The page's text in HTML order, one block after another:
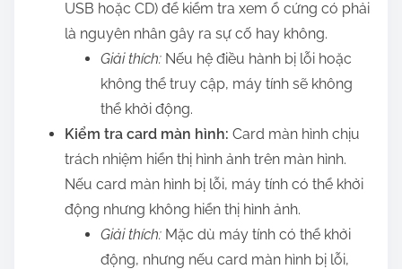
USB hoặc CD) để kiểm tra xem ổ cứng có phải
là nguyên nhân gây ra sự cố hay không.
Giải thích: Nếu hệ điều hành bị lỗi hoặc
không thể truy cập, máy tính sẽ không
thể khởi động.
Kiểm tra card màn hình: Card màn hình chịu
trách nhiệm hiển thị hình ảnh trên màn hình.
Nếu card màn hình bị lỗi, máy tính có thể khởi
động nhưng không hiển thị hình ảnh.
Giải thích: Mặc dù máy tính có thể khởi
động, nhưng nếu card màn hình bị lỗi,